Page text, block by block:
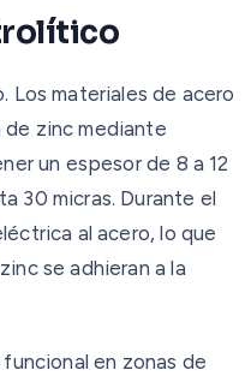
Los materiales de acero
de zinc mediante
un espesor de 8 a 12
30 micras. Durante el
al acero, lo que
se adhieran a la
en zonas de